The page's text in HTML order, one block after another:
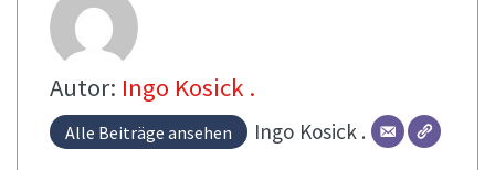
Autor: Ingo Kosick .
Alle Beiträge ansehen Ingo Kosick .